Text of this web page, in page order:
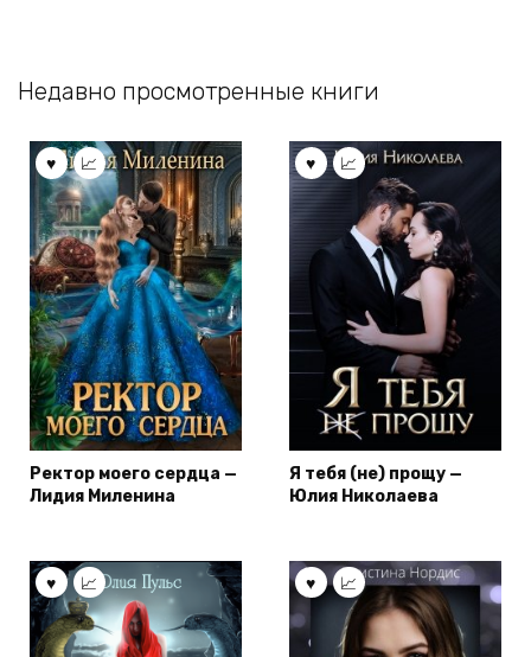
Недавно просмотренные книги
Ректор моего сердца —
Лидия Миленина
Я тебя (не) прощу —
Юлия Николаева